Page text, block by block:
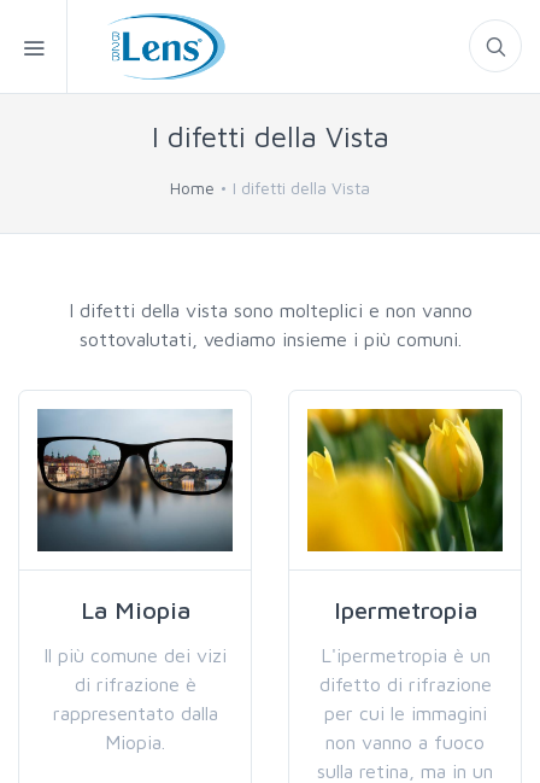
I difetti della Vista
Home I difetti della Vista
I difetti della vista sono molteplici e non vanno
sottovalutati, vediamo insieme i più comuni.
La Miopia
Il più comune dei vizi
di rifrazione è
rappresentato dalla
Miopia.
Ipermetropia
L'ipermetropia è un
difetto di rifrazione
per cui le immagini
non vanno a fuoco
sulla retina, ma in un